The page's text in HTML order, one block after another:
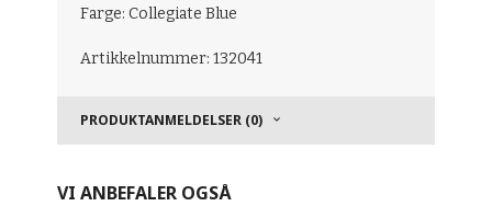
Farge: Collegiate Blue
Artikkelnummer: 132041
PRODUKTANMELDELSER (0)
VI ANBEFALER OGSÅ